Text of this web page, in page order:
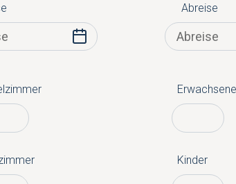
Abreise
Erwachsene
Kinder